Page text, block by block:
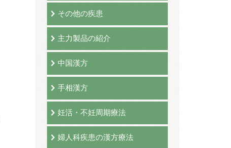
その他の疾患
主力製品の紹介
中国漢方
手相漢方
妊活・不妊周期療法
婦人科疾患の漢方療法